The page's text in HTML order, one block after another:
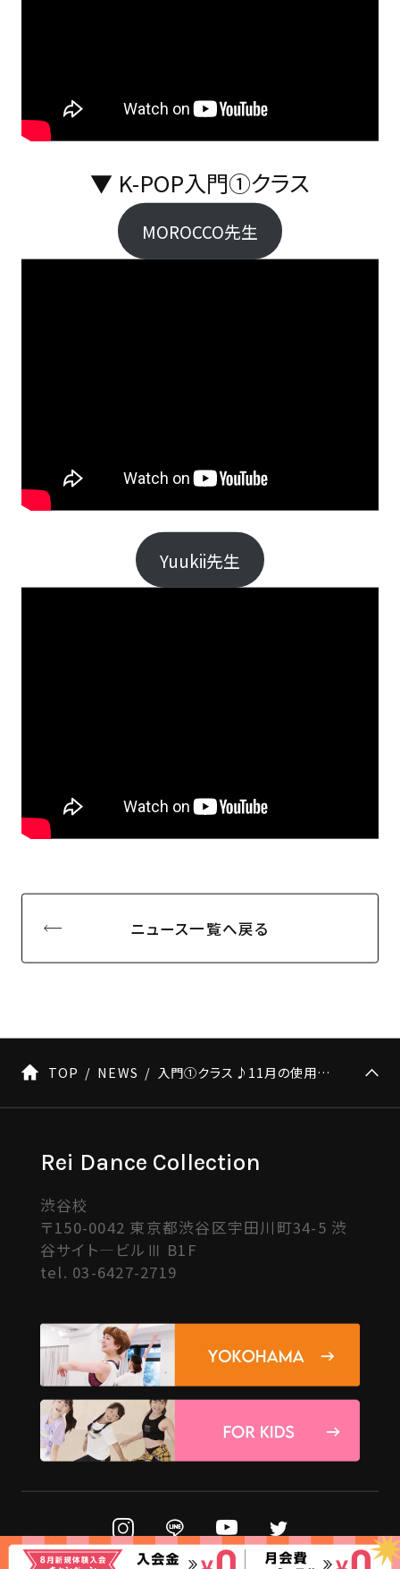
▼ K-POP入門①クラス
MOROCCO先生
Yuukii先生
ニュース一覧へ戻る
TOP NEWS 入門①クラス♪11月の使用曲♪を紹介します✨
Rei Dance Collection
渋谷校
〒150-0042 東京都渋谷区宇田川町34-5 渋
谷サイト―ビルⅢ B1F
tel. 03-6427-2719